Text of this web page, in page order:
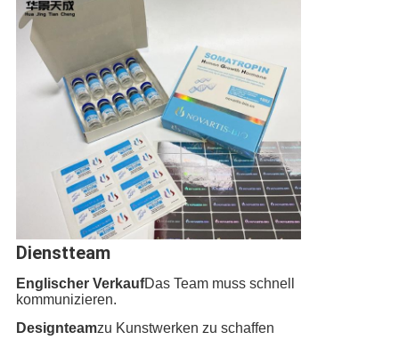
Dienstteam
Englischer VerkaufDas Team muss schnell
kommunizieren.
Designteamzu Kunstwerken zu schaffen